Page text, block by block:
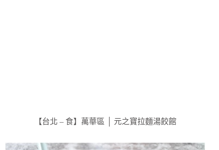
【台北 – 食】萬華區 │ 元之寶拉麵湯餃館